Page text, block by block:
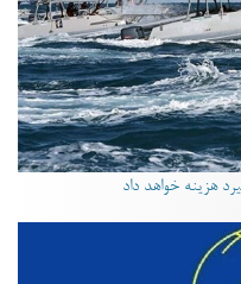
هزینه خواهد داد